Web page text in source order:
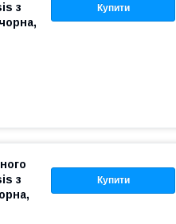
Купити
з
Купити
з